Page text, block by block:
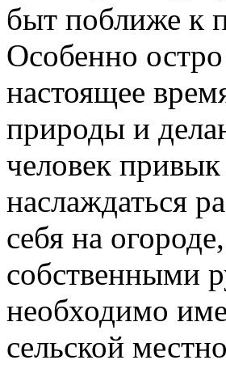
быт поближе к
Особенно
настоящее
природы и
человек
наслаждаться
себя на
собственными
необходимо
сельской